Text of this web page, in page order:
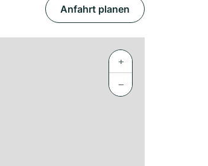
Anfahrt planen
+
−